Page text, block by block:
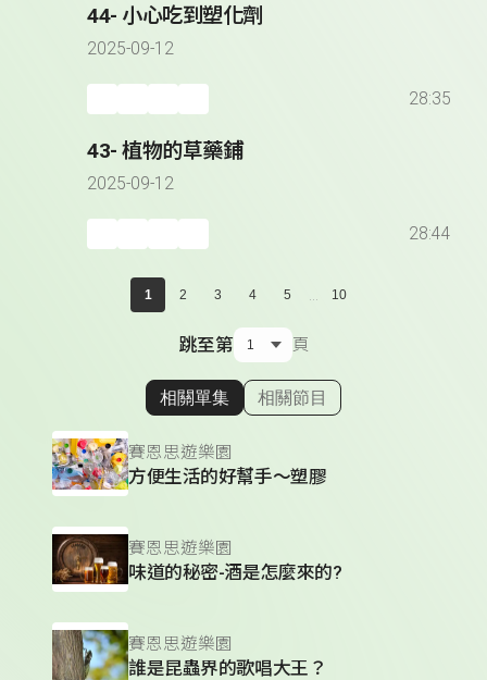
44- 小心吃到塑化劑
2025-09-12
28:35
43- 植物的草藥鋪
2025-09-12
28:44
1 2 3 4 5 ... 10
跳至第 頁
顯示相關單集
相關單集 相關節目
賽恩思遊樂園
方便生活的好幫手～塑膠
賽恩思遊樂園
味道的秘密-酒是怎麼來的?
賽恩思遊樂園
誰是昆蟲界的歌唱大王？